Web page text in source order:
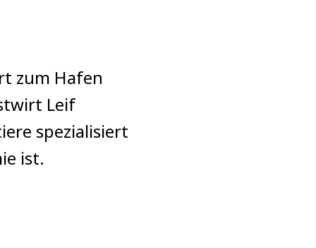
zum Hafen
Leif
spezialisiert
ist.